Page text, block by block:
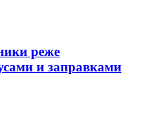
реже
и заправками